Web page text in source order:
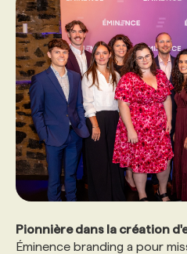
PROGRAMMES DE
FAQ
ANNONCEZ AVEC NOUS
Pionnière dans la création
Éminence branding a pour